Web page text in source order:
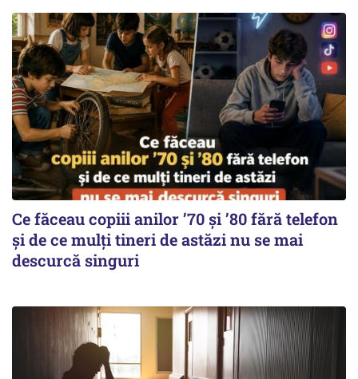
Ce făceau copiii anilor ’70 și ’80 fără telefon
și de ce mulți tineri de astăzi nu se mai
descurcă singuri